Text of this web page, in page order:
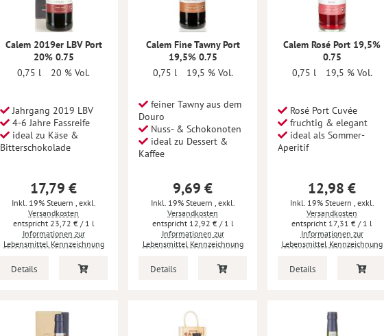
Calem 2019er LBV Port
20% 0.75
0,75 l
20 % Vol.
Jahrgang 2019 LBV
4-6 Jahre Fassreife
ideal zu Käse &
Bitterschokolade
17,79 €
Inkl. 19% Steuern , exkl.
Versandkosten
23,72 €/ 1 l
Informationen zur
Lebensmittel Kennzeichnung
Details
Calem Fine Tawny Port
19,5% 0.75
0,75 l
19,5 % Vol.
feiner Tawny aus dem
Douro
Nuss- & Schokonoten
ideal zu Dessert &
Kaffee
9,69 €
Inkl. 19% Steuern , exkl.
Versandkosten
12,92 €/ 1 l
Informationen zur
Lebensmittel Kennzeichnung
Details
Calem Rosé Port 19,5%
0.75
0,75 l
19,5 % Vol.
Rosé Port Cuvée
fruchtig & elegant
ideal als Sommer-
Aperitif
12,98 €
Inkl. 19% Steuern , exkl.
Versandkosten
17,31 € / 1 l
Informationen zur
Lebensmittel Kennzeichnung
Details